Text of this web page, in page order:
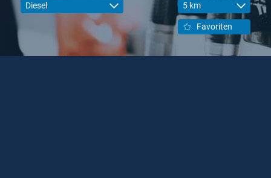
Diesel 5 km
Favoriten